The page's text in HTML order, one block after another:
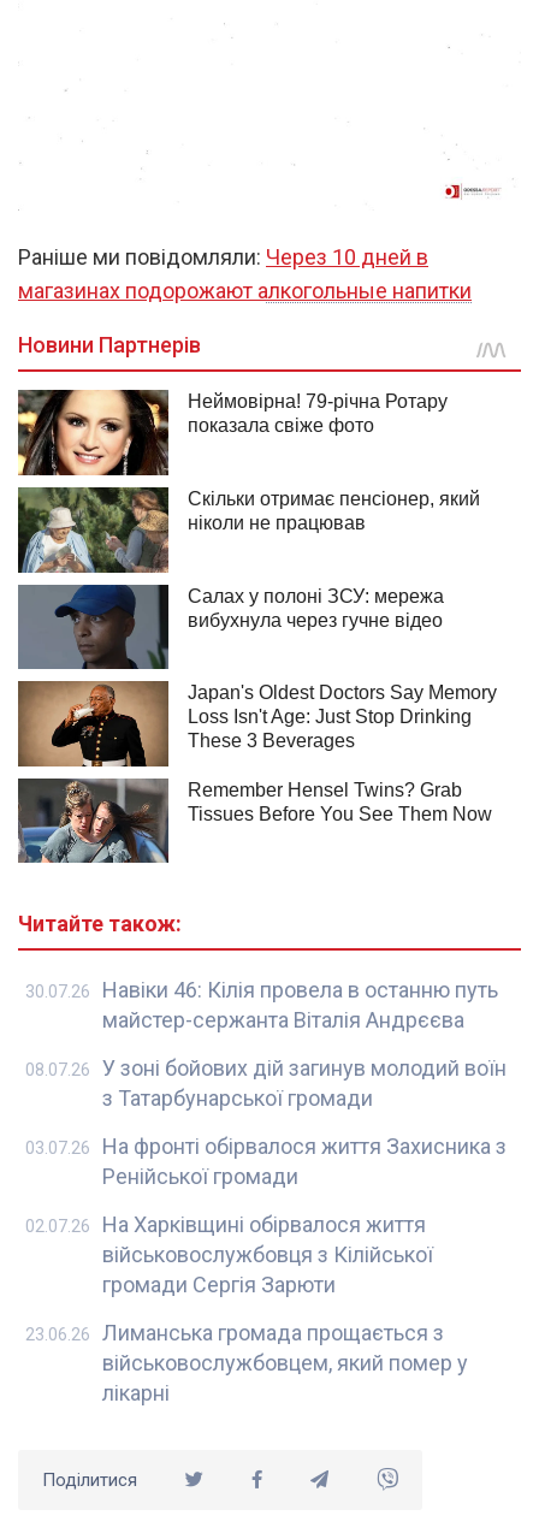
Раніше ми повідомляли: Через 10 дней в
магазинах подорожают алкогольные напитки
Читайте також:
Навіки 46: Кілія провела в останню путь
майстер-сержанта Віталія Андрєєва
30.07.26
У зоні бойових дій загинув молодий воїн
з Татарбунарської громади
08.07.26
На фронті обірвалося життя Захисника з
Ренійської громади
03.07.26
На Харківщині обірвалося життя
військовослужбовця з Кілійської
громади Сергія Зарюти
02.07.26
Лиманська громада прощається з
військовослужбовцем, який помер у
лікарні
23.06.26
Поділитися